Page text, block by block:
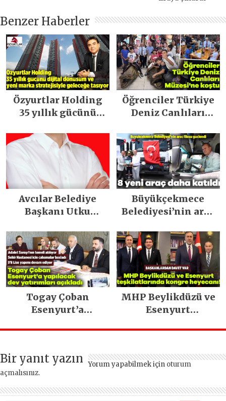
Benzer Haberler
Özyurtlar Holding
35 yıllık gücünü
yeni marka
stratejisiyle
geleceğe taşıyor
Öğrenciler Türkiye
Deniz Canlıları
Avcılar Belediye
Başkanı Utku
tahliye edildi
Büyükçekmece
Belediyesi’nin araç
Togay Çoban
Esenyurt’a
MHP Beylikdüzü ve
Esenyurt
Bir yanıt yazın Yorum yapabilmek için oturum
açmalısınız.